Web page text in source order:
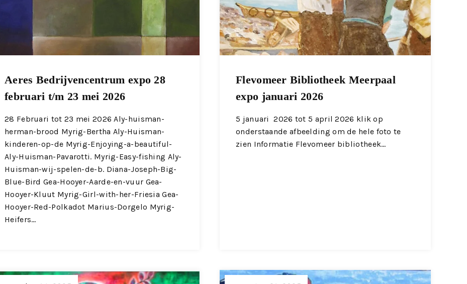
Aeres Bedrijvencentrum expo 28
februari t/m 23 mei 2026
28 Februari tot 23 mei 2026 Aly-huisman-
herman-brood Myrig-Bertha Aly-Huisman-
kinderen-op-de Myrig-Enjoying-a-beautiful-
Aly-Huisman-Pavarotti. Myrig-Easy-fishing Aly-
Huisman-wij-spelen-de-b. Diana-Joseph-Big-
Blue-Bird Gea-Hooyer-Aarde-en-vuur Gea-
Hooyer-Kluut Myrig-Girl-with-her-Friesia Gea-
Hooyer-Red-Polkadot Marius-Dorgelo Myrig-
Heifers…
Flevomeer Bibliotheek Meerpaal
expo januari 2026
5 januari 2026 tot 5 april 2026 klik op
onderstaande afbeelding om de hele foto te
zien Informatie Flevomeer bibliotheek…